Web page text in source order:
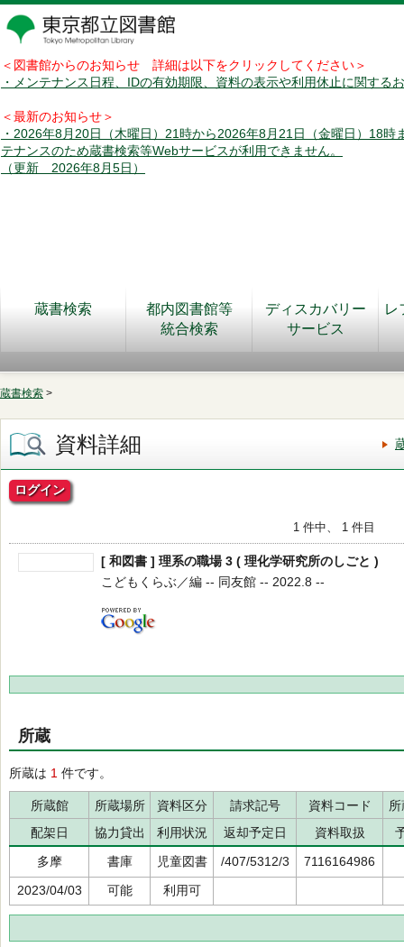
＜図書館からのお知らせ 詳細は以下をクリックしてください＞
・メンテナンス日程、IDの有効期限、資料の表示や利用休止に関する
＜最新のお知らせ＞
・2026年8月20日（木曜日）21時から2026年8月21日（金曜日）18時
テナンスのため蔵書検索等Webサービスが利用できません。
（更新 2026年8月5日）
蔵書検索
都内図書館等
統合検索
ディスカバリー
サービス
レ
蔵書検索 >
資料詳細
ログイン
1 件中、 1 件目
[ 和図書 ] 理系の職場 3 ( 理化学研究所のしごと )
こどもくらぶ／編 -- 同友館 -- 2022.8 --
所蔵
所蔵は 1 件です。
所蔵館 所蔵場所 資料区分 請求記号 資料コード
配架日
協力貸出 利用状況 返却予定日 資料取扱
多摩
書庫 児童図書 /407/5312/3
7116164986
2023/04/03
可能 利用可